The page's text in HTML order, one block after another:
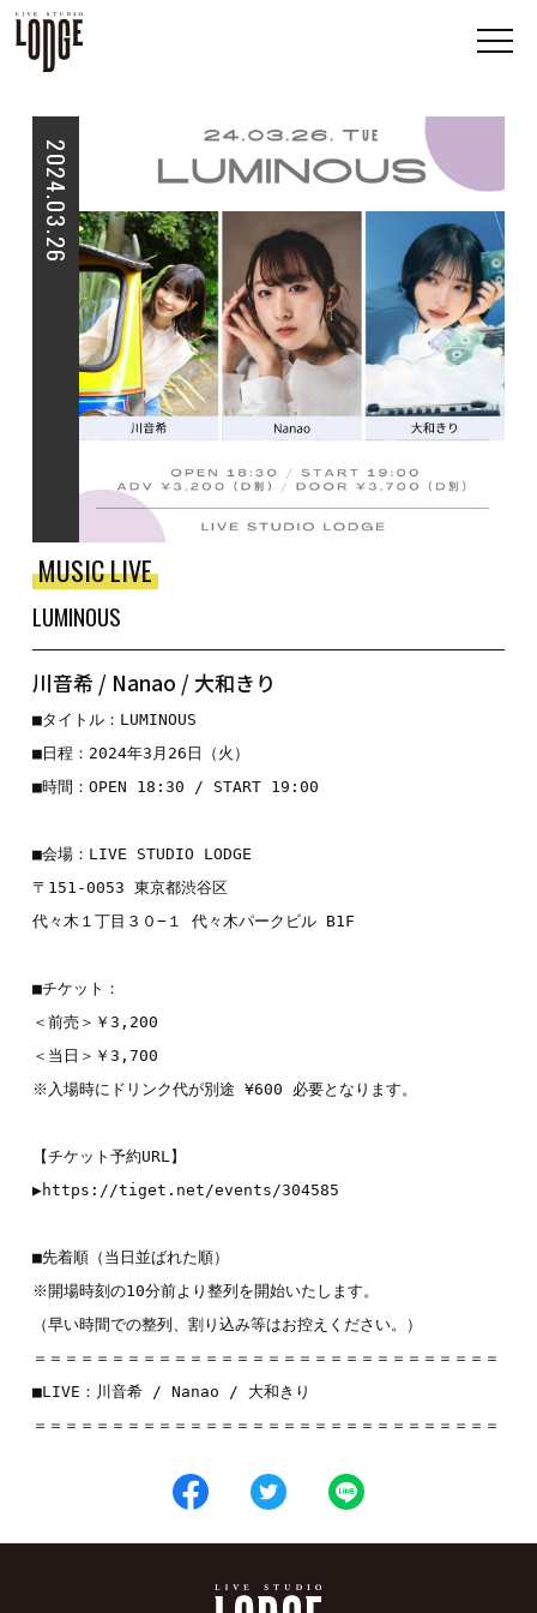
2024.03.26
MUSIC LIVE
LUMINOUS
川音希 / Nanao / 大和きり
■タイトル：LUMINOUS
■日程：2024年3月26日（火）
■時間：OPEN 18:30 / START 19:00
■会場：LIVE STUDIO LODGE
〒151-0053 東京都渋谷区
代々木１丁目３０−１ 代々木パークビル B1F
■チケット：
＜前売＞￥3,200
＜当日＞￥3,700
※入場時にドリンク代が別途 ¥600 必要となります。
【チケット予約URL】
▶︎https://tiget.net/events/304585
■先着順（当日並ばれた順）
※開場時刻の10分前より整列を開始いたします。
（早い時間での整列、割り込み等はお控えください。）
＝＝＝＝＝＝＝＝＝＝＝＝＝＝＝＝＝＝＝＝＝＝＝＝＝＝＝＝＝＝
■LIVE： 川音希 / Nanao / 大和きり
＝＝＝＝＝＝＝＝＝＝＝＝＝＝＝＝＝＝＝＝＝＝＝＝＝＝＝＝＝＝